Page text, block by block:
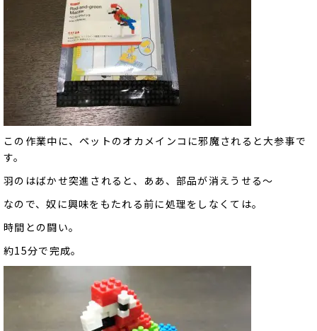
この作業中に、ペットのオカメインコに邪魔されると大参事で
す。
羽のはばかせ突進されると、ああ、部品が消えうせる～
なので、奴に興味をもたれる前に処理をしなくては。
時間との闘い。
約15分で完成。